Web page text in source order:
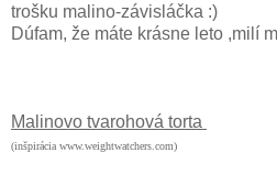
trošku malino-závisláčka :)
Dúfam, že máte krásne leto ,milí
Malinovo tvarohová torta
(inšpirácia www.weightwatchers.com)